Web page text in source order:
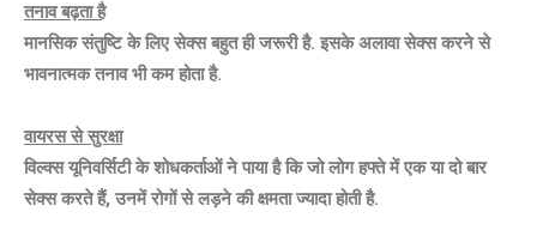
तनाव बढ़ता है
मानसिक संतुष्टि के लिए सेक्स बहुत ही जरूरी है. इसके अलावा सेक्स करने से
भावनात्मक तनाव भी कम होता है.
वायरस से सुरक्षा
विल्क्स यूनिवर्सिटी के शोधकर्ताओं ने पाया है कि जो लोग हफ्ते में एक या दो बार
सेक्स करते हैं, उनमें रोगों से लड़ने की क्षमता ज्यादा होती है.